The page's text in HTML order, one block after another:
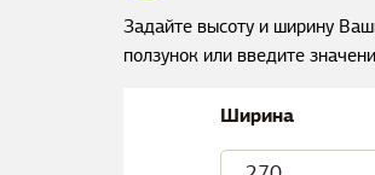
Задайте высоту и ширину
ползунок или введите
Ширина